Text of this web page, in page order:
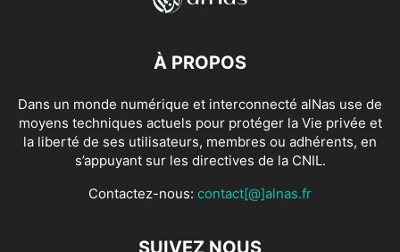
À PROPOS
Dans un monde numérique et interconnecté alNas use de
moyens techniques actuels pour protéger la Vie privée et
la liberté de ses utilisateurs, membres ou adhérents, en
s’appuyant sur les directives de la CNIL.
Contactez-nous: contact[@]alnas.fr
SUIVEZ NOUS